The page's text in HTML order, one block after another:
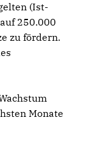
(Ist-
250.000
zu fördern.
Monate